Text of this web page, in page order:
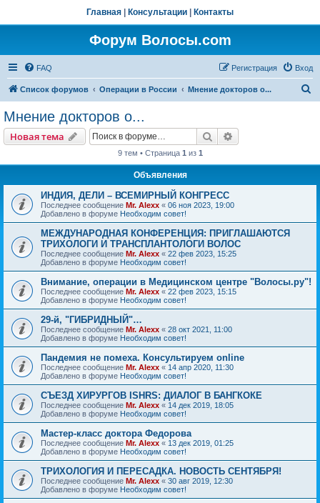
Главная Консультации Контакты
Форум Волосы.com
FAQ Вход
Регистрация
Список форумов Операции в России Мнение докторов о...
Мнение докторов о...
Новая тема Поиск
9 тем • Страница 1 из 1
Объявления
ИНДИЯ, ДЕЛИ – ВСЕМИРНЫЙ КОНГРЕСС
Последнее сообщение Mr. Alexx « 06 ноя 2023, 19:00
Добавлено в форуме Необходим совет!
МЕЖДУНАРОДНАЯ КОНФЕРЕНЦИЯ: ПРИГЛАШАЮТСЯ
ТРИХОЛОГИ И ТРАНСПЛАНТОЛОГИ ВОЛОС
Последнее сообщение Mr. Alexx « 22 фев 2023, 15:25
Добавлено в форуме Необходим совет!
Внимание, операции в Медицинском центре "Волосы.ру"!
Последнее сообщение Mr. Alexx « 22 фев 2023, 15:15
Добавлено в форуме Необходим совет!
29-й, "ГИБРИДНЫЙ"…
Последнее сообщение Mr. Alexx « 28 окт 2021, 11:00
Добавлено в форуме Необходим совет!
Пандемия не помеха. Консультируем online
Последнее сообщение Mr. Alexx « 14 апр 2020, 11:30
Добавлено в форуме Необходим совет!
СЪЕЗД ХИРУРГОВ ISHRS: ДИАЛОГ В БАНГКОКЕ
Последнее сообщение Mr. Alexx « 14 дек 2019, 18:05
Добавлено в форуме Необходим совет!
Мастер-класс доктора Федорова
Последнее сообщение Mr. Alexx « 13 дек 2019, 01:25
Добавлено в форуме Необходим совет!
ТРИХОЛОГИЯ И ПЕРЕСАДКА. НОВОСТЬ СЕНТЯБРЯ!
Последнее сообщение Mr. Alexx « 30 авг 2019, 12:30
Добавлено в форуме Необходим совет!